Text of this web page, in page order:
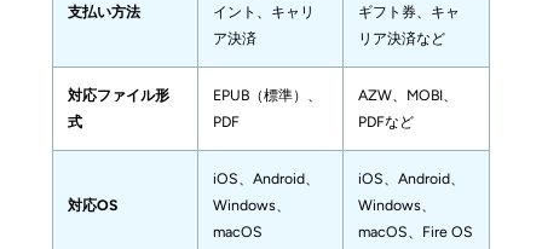
支払い方法
イント、キャリ
ア決済
ギフト券、キャ
リア決済など
対応ファイル形
式
EPUB（標準）、
PDF
AZW、MOBI、
PDFなど
対応OS
iOS、Android、
Windows、
macOS
iOS、Android、
Windows、
macOS、Fire OS